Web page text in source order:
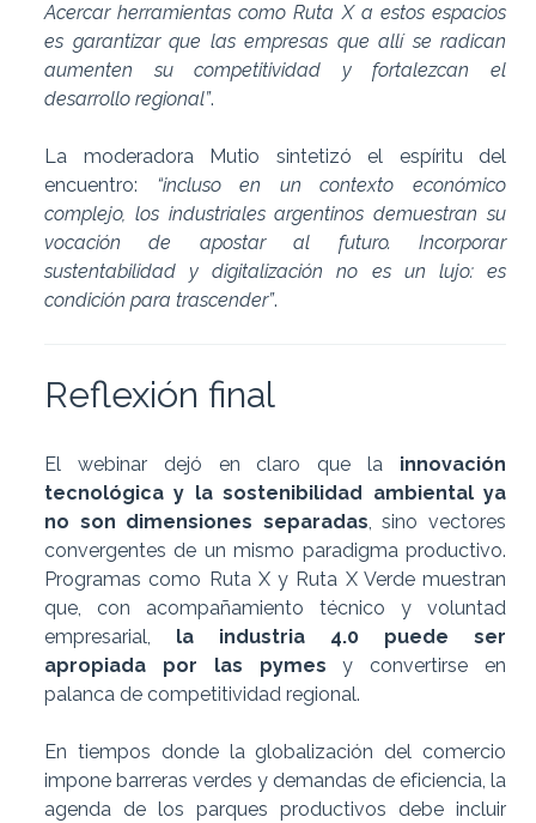
Acercar herramientas como Ruta X a estos espacios
es garantizar que las empresas que allí se radican
aumenten su competitividad y fortalezcan el
desarrollo regional”.
La moderadora Mutio sintetizó el espíritu del
encuentro:
“incluso en un contexto económico
complejo, los industriales argentinos demuestran su
vocación de apostar al futuro. Incorporar
sustentabilidad y digitalización no es un lujo: es
condición para trascender”.
Reflexión final
El webinar dejó en claro que la innovación
tecnológica y la sostenibilidad ambiental ya
no son dimensiones separadas, sino vectores
convergentes de un mismo paradigma productivo.
Programas como Ruta X y Ruta X Verde muestran
que, con acompañamiento técnico y voluntad
empresarial, la industria 4.0 puede ser
apropiada por las pymes y convertirse en
palanca de competitividad regional.
En tiempos donde la globalización del comercio
impone barreras verdes y demandas de eficiencia, la
agenda de los parques productivos debe incluir